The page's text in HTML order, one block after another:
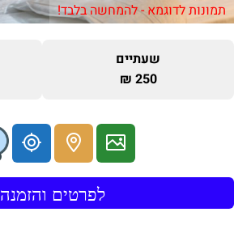
תמונות לדוגמא - להמחשה בלבד!
שעתיים
250 ₪
לפרטים והזמנה